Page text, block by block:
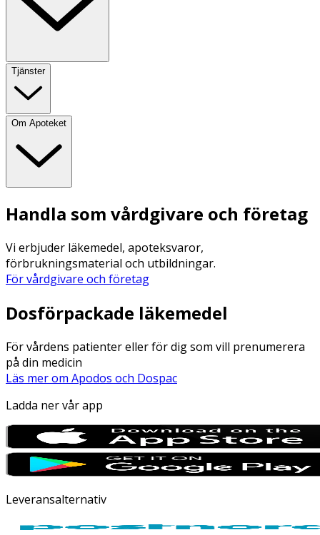
Tjänster
Om Apoteket
Handla som vårdgivare och företag
Vi erbjuder läkemedel, apoteksvaror,
förbrukningsmaterial och utbildningar.
För vårdgivare och företag
Dosförpackade läkemedel
För vårdens patienter eller för dig som vill prenumerera
på din medicin
Läs mer om Apodos och Dospac
Ladda ner vår app
Leveransalternativ